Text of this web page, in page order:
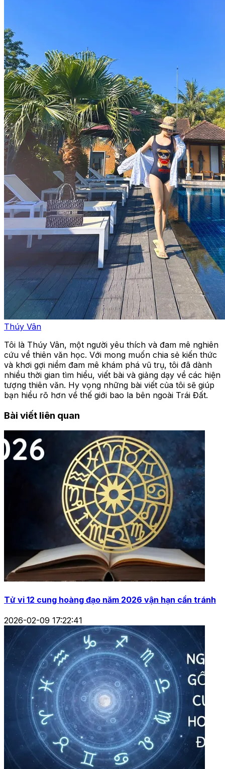
Thúy Vân
Tôi là Thúy Vân, một người yêu thích và đam mê nghiên
cứu về thiên văn học. Với mong muốn chia sẻ kiến thức
và khơi gợi niềm đam mê khám phá vũ trụ, tôi đã dành
nhiều thời gian tìm hiểu, viết bài và giảng dạy về các hiện
tượng thiên văn. Hy vọng những bài viết của tôi sẽ giúp
bạn hiểu rõ hơn về thế giới bao la bên ngoài Trái Đất.
Bài viết liên quan
Tử vi 12 cung hoàng đạo năm 2026 vận hạn cần tránh
2026-02-09 17:22:41